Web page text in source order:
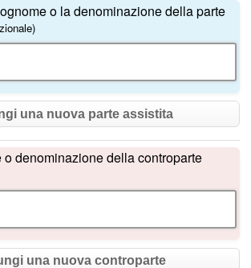
o la denominazione della parte
una nuova parte assistita
o denominazione della controparte
una nuova controparte